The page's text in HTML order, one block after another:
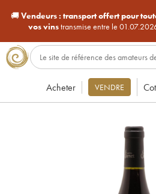
🚚Vendeurs : transport offert pour
vos vinstransmise entre le
Acheter VENDRE